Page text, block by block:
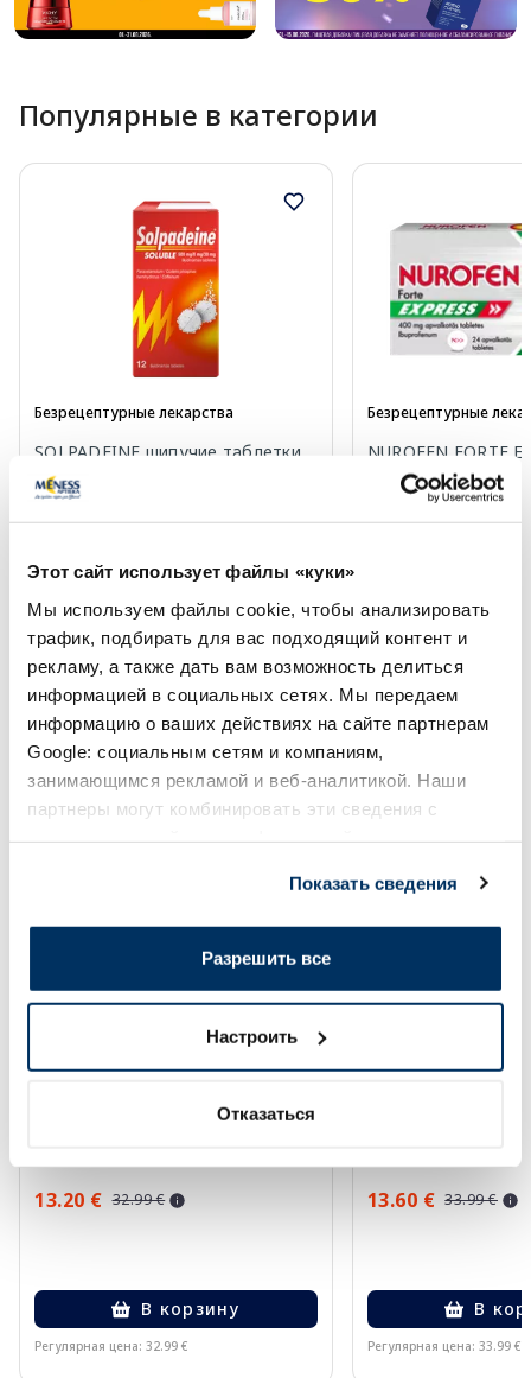
Этот сайт использует файлы «куки»
Мы используем файлы cookie, чтобы анализировать
трафик, подбирать для вас подходящий контент и
рекламу, а также дать вам возможность делиться
информацией в социальных сетях. Мы передаем
информацию о ваших действиях на сайте партнерам
Google: социальным сетям и компаниям,
занимающимся рекламой и веб-аналитикой. Наши
партнеры могут комбинировать эти сведения с
Показать сведения
Разрешить все
Настроить
Отказаться
Популярные в категории
Безрецептурные лекарства
SOLPADEINE шипучие таблетки,
12 шт.
В корзину
Безрецептурные
NUROFEN FORTE
таблетки, 24 шт.
Page 1 of 8
Солнечная защита летом ☀️
Более...
солнцезащитное средство, 50
13.20 € 32.99 €
В корзину
Регулярная цена: 32.99 €
-60%
13.60 € 33.99 €
В
Регулярная цена: 33.99 €